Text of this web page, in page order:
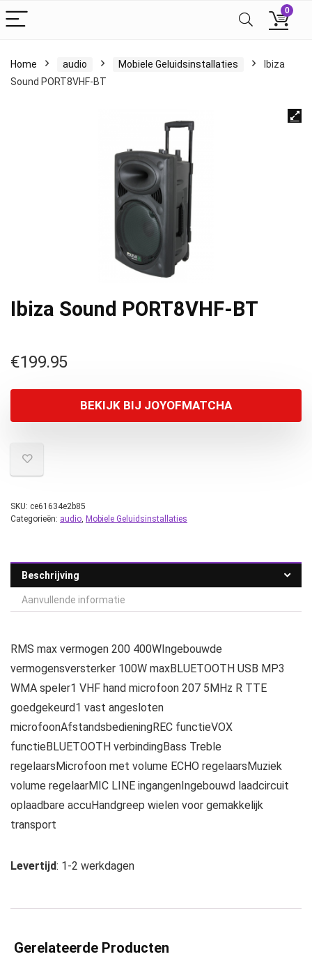
0
Home audio Mobiele Geluidsinstallaties
Ibiza
Sound PORT8VHF-BT
Ibiza Sound PORT8VHF-BT
€199.95
BEKIJK BIJ JOYOFMATCHA
SKU: ce61634e2b85
Categorieën: audio, Mobiele Geluidsinstallaties
Beschrijving
Aanvullende informatie
RMS max vermogen 200 400WIngebouwde
vermogensversterker 100W maxBLUETOOTH USB MP3
WMA speler1 VHF hand microfoon 207 5MHz R TTE
goedgekeurd1 vast angesloten
microfoonAfstandsbedieningREC functieVOX
functieBLUETOOTH verbindingBass Treble
regelaarsMicrofoon met volume ECHO regelaarsMuziek
volume regelaarMIC LINE ingangenIngebouwd laadcircuit
oplaadbare accuHandgreep wielen voor gemakkelijk
transport
Levertijd: 1-2 werkdagen
Gerelateerde Producten